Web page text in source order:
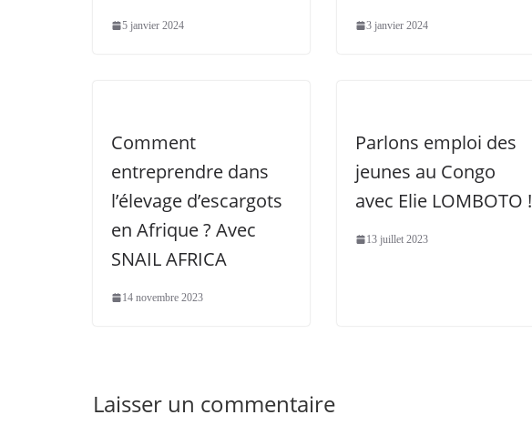
5 janvier 2024 3 janvier 2024
Comment
entreprendre dans
l’élevage d’escargots
en Afrique ? Avec
SNAIL AFRICA
14 novembre 2023
Parlons emploi des
jeunes au Congo
avec Elie LOMBOTO !
13 juillet 2023
Laisser un commentaire